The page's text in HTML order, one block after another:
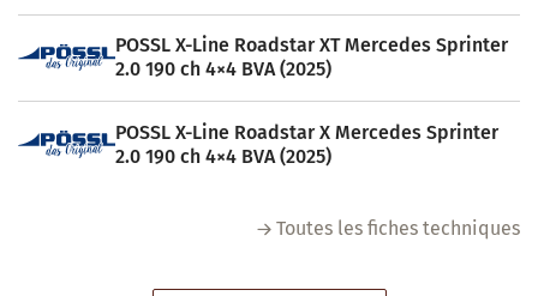
POSSL X-Line Roadstar XT Mercedes Sprinter
2.0 190 ch 4×4 BVA (2025)
POSSL X-Line Roadstar X Mercedes Sprinter
2.0 190 ch 4×4 BVA (2025)
Toutes les fiches techniques